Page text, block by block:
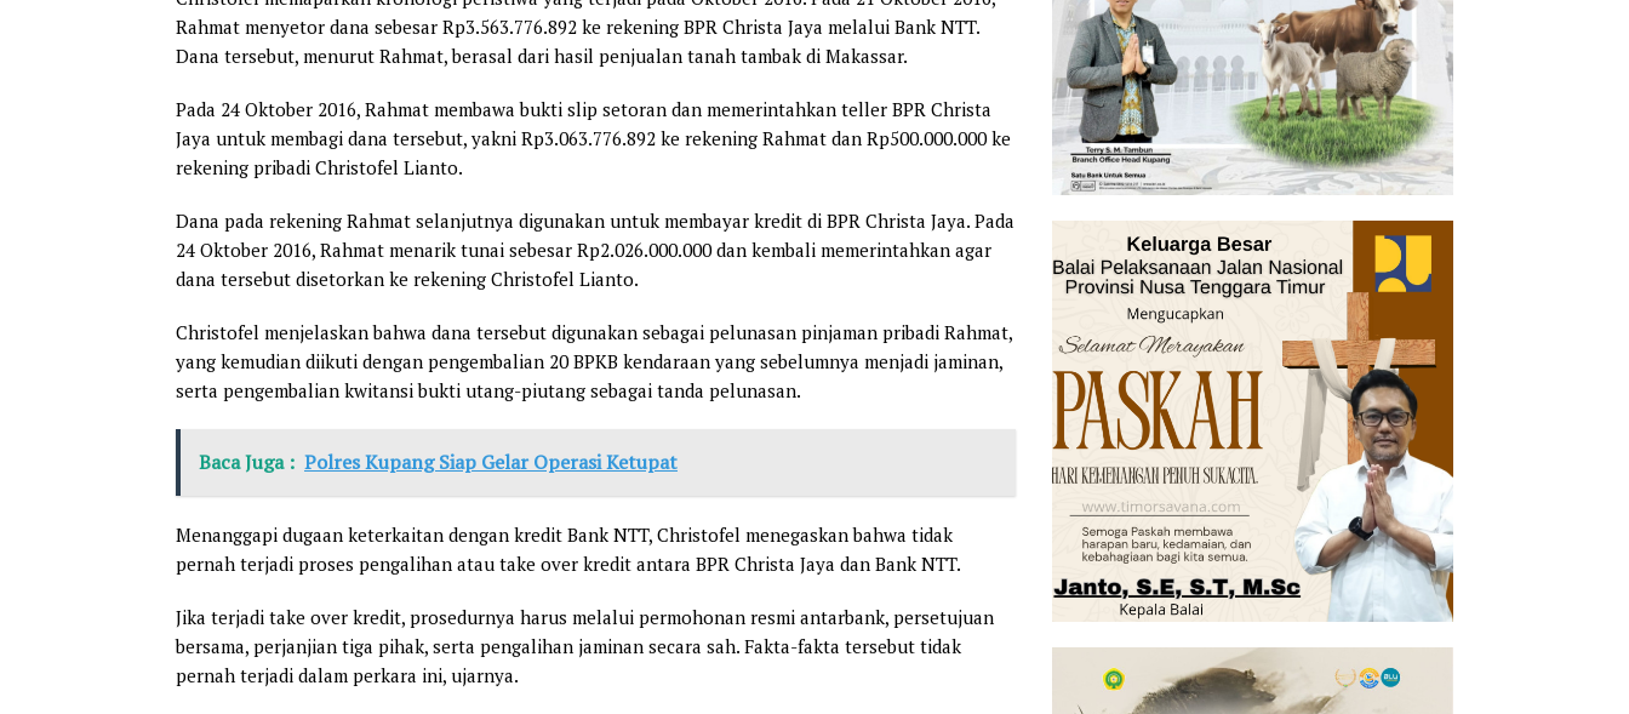
Rahmat menyetor dana sebesar Rp3.563.776.892 ke rekening BPR Christa Jaya melalui Bank NTT.
Dana tersebut, menurut Rahmat, berasal dari hasil penjualan tanah tambak di Makassar.
Pada 24 Oktober 2016, Rahmat membawa bukti slip setoran dan memerintahkan teller BPR Christa
Jaya untuk membagi dana tersebut, yakni Rp3.063.776.892 ke rekening Rahmat dan Rp500.000.000 ke
rekening pribadi Christofel Lianto.
Dana pada rekening Rahmat selanjutnya digunakan untuk membayar kredit di BPR Christa Jaya. Pada
24 Oktober 2016, Rahmat menarik tunai sebesar Rp2.026.000.000 dan kembali memerintahkan agar
dana tersebut disetorkan ke rekening Christofel Lianto.
Christofel menjelaskan bahwa dana tersebut digunakan sebagai pelunasan pinjaman pribadi Rahmat,
yang kemudian diikuti dengan pengembalian 20 BPKB kendaraan yang sebelumnya menjadi jaminan,
serta pengembalian kwitansi bukti utang-piutang sebagai tanda pelunasan.
Baca Juga : Polres Kupang Siap Gelar Operasi Ketupat
Menanggapi dugaan keterkaitan dengan kredit Bank NTT, Christofel menegaskan bahwa tidak
pernah terjadi proses pengalihan atau take over kredit antara BPR Christa Jaya dan Bank NTT.
Jika terjadi take over kredit, prosedurnya harus melalui permohonan resmi antarbank, persetujuan
bersama, perjanjian tiga pihak, serta pengalihan jaminan secara sah. Fakta-fakta tersebut tidak
pernah terjadi dalam perkara ini, ujarnya.